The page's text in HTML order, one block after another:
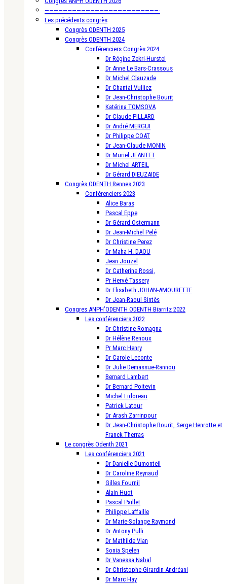
—————————————————————————-
Les précédents congrès
Congrès ODENTH 2025
Congrès ODENTH 2024
Conférenciers Congrès 2024
Dr Régine Zekri-Hurstel
Dr Anne Le Bars-Crassous
Dr Michel Clauzade
Dr Chantal Vulliez
Dr Jean-Christophe Bourit
Katérina TOMSOVA
Dr Claude PILLARD
Dr André MERGUI
Dr Philippe COAT
Dr Jean-Claude MONIN
Dr Muriel JEANTET
Dr Michel ARTEIL
Dr Gérard DIEUZAIDE
Congrès ODENTH Rennes 2023
Conférenciers 2023
Alice Baras
Pascal Eppe
Dr Gérard Ostermann
Dr Jean-Michel Pelé
Dr Christine Perez
Dr Maha H. DAOU
Jean Jouzel
Dr Catherine Rossi,
Pr Hervé Tassery
Dr Elisabeth JOHAN-AMOURETTE
Dr Jean-Raoul Sintès
Congres ANPH’ODENTH ODENTH Biarritz 2022
Les conférenciers 2022
Dr Christine Romagna
Dr Hélène Renoux
Pr Marc Henry
Dr Carole Leconte
Dr Julie Demassue-Rannou
Bernard Lambert
Dr Bernard Poitevin
Michel Lidoreau
Patrick Latour
Dr Arash Zarrinpour
Dr Jean-Christophe Bourit, Serge Henrotte et
Franck Therras
Le congrès Odenth 2021
Les conférenciers 2021
Dr Danielle Dumonteil
Dr Caroline Reynaud
Gilles Fournil
Alain Huot
Pascal Paillet
Philippe Laffaille
Dr Marie-Solange Raymond
Dr Antony Pulli
Dr Mathilde Vian
Sonia Spelen
Dr Vanessa Nabal
Dr Christophe Girardin Andréani
Dr Marc Hay